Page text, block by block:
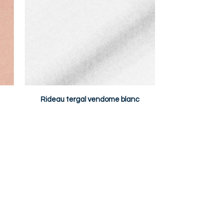
Rideau tergal vendome blanc